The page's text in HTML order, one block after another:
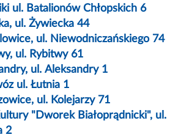
Klub Skotniki ul. Batalionów Chłopskich 6
ul. Żywiecka 44
ul. Niewodniczańskiego 74
ul. Rybitwy 61
ul. Aleksandry 1
ul. Łutnia 1
ul. Kolejarzy 71
"Dworek Białoprądnicki", ul.
2